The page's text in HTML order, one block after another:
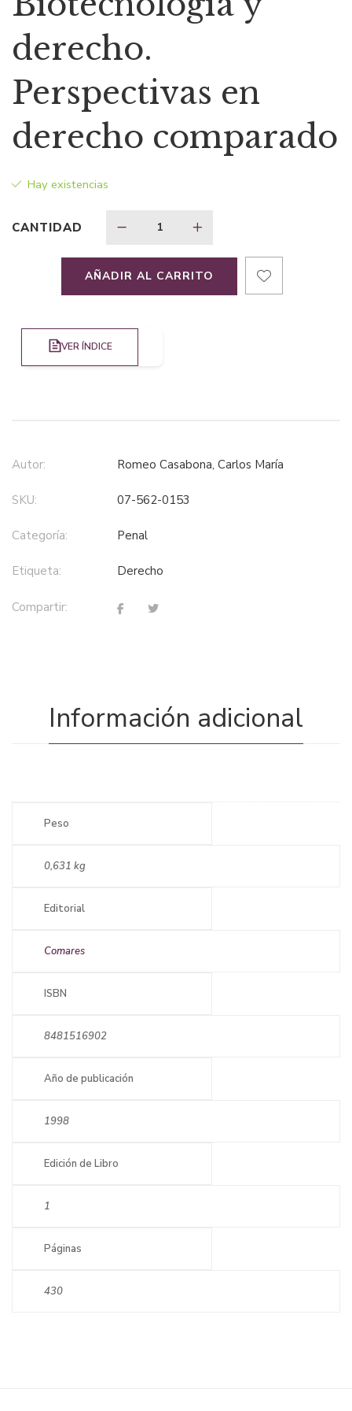
original
era:
$140,36.
actual
$91,23.
derecho.
Perspectivas en
derecho comparado
Hay existencias
CANTIDAD
AÑADIR AL CARRITO
VER ÍNDICE
Autor: Romeo Casabona, Carlos María
SKU: 07-562-0153
Categoría: penal
Etiqueta: derecho
Compartir:
Información adicional
Peso
0,631 kg
Editorial
Comares
ISBN
8481516902
Año de publicación
1998
Edición de Libro
1
Páginas
430